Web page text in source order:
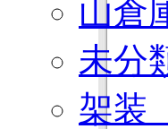
山倉
未分
架装